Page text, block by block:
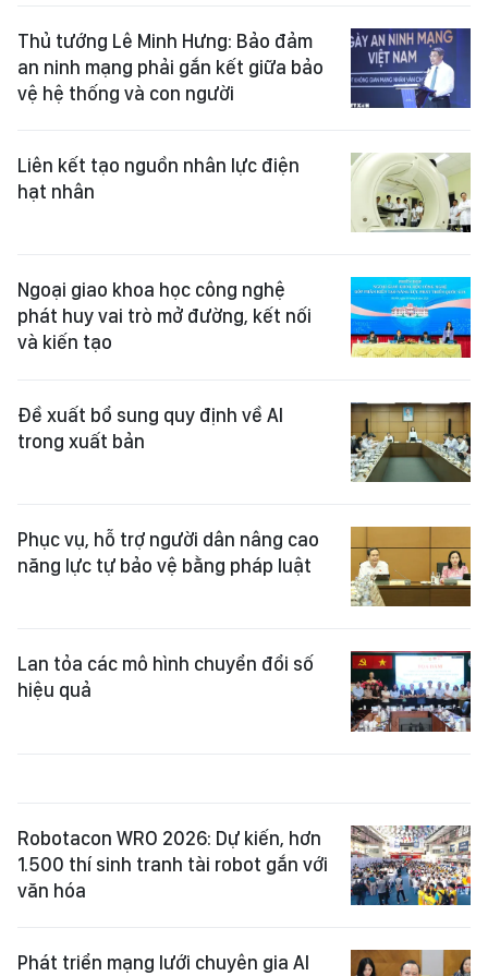
Thủ tướng Lê Minh Hưng: Bảo đảm
an ninh mạng phải gắn kết giữa bảo
vệ hệ thống và con người
Liên kết tạo nguồn nhân lực điện
hạt nhân
Ngoại giao khoa học công nghệ
phát huy vai trò mở đường, kết nối
và kiến tạo
Đề xuất bổ sung quy định về AI
trong xuất bản
Phục vụ, hỗ trợ người dân nâng cao
năng lực tự bảo vệ bằng pháp luật
Lan tỏa các mô hình chuyển đổi số
hiệu quả
Robotacon WRO 2026: Dự kiến, hơn
1.500 thí sinh tranh tài robot gắn với
văn hóa
Phát triển mạng lưới chuyên gia AI